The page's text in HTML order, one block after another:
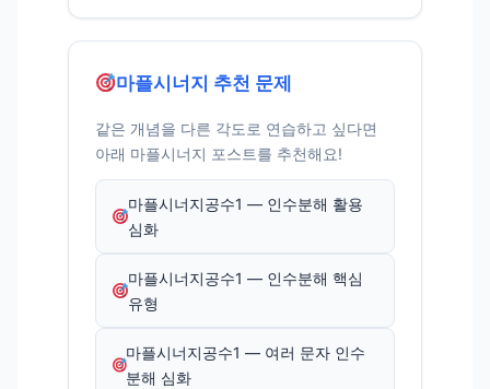
마플시너지 추천 문제
같은 개념을 다른 각도로 연습하고 싶다면
아래 마플시너지 포스트를 추천해요!
마플시너지공수1 — 인수분해 활용
심화
마플시너지공수1 — 인수분해 핵심
유형
마플시너지공수1 — 여러 문자 인수
분해 심화